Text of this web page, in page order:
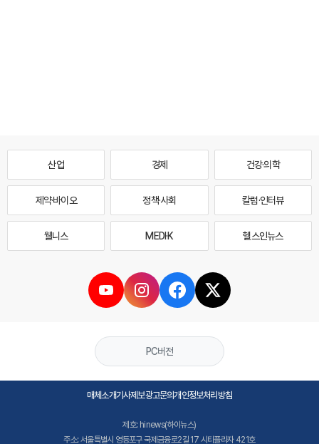
산업 경제 건강·의학
제약·바이오 정책·사회 칼럼·인터뷰
웰니스 MEDI·K 헬스인뉴스
PC버전
매체소개기사제보광고문의개인정보처리방침
제호: hinews(하이뉴스)
주소: 서울특별시 영등포구 국제금융로2길 17 시티플라자 421호